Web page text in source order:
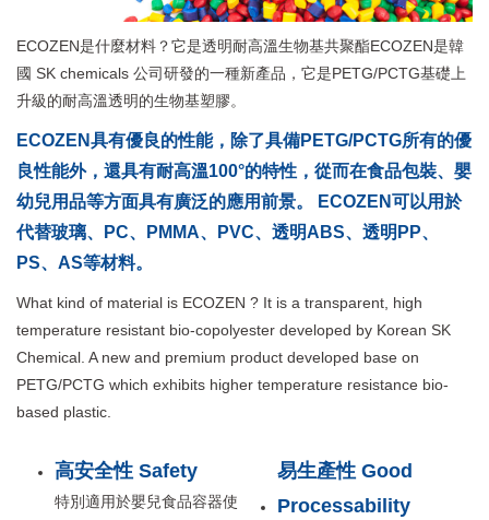
ECOZEN是什麼材料？它是透明耐高溫生物基共聚酯ECOZEN是韓
國 SK chemicals 公司研發的一種新產品，它是PETG/PCTG基礎上
升級的耐高溫透明的生物基塑膠。
ECOZEN具有優良的性能，除了具備PETG/PCTG所有的優
良性能外，還具有耐高溫100°的特性，從而在食品包裝、嬰
幼兒用品等方面具有廣泛的應用前景。 ECOZEN可以用於
代替玻璃、PC、PMMA、PVC、透明ABS、透明PP、
PS、AS等材料。
What kind of material is ECOZEN ? It is a transparent, high
temperature resistant bio-copolyester developed by Korean SK
Chemical. A new and premium product developed base on
PETG/PCTG which exhibits higher temperature resistance bio-
based plastic.
高安全性 Safety
特別適用於嬰兒食品容器使
易生產性 Good
Processability